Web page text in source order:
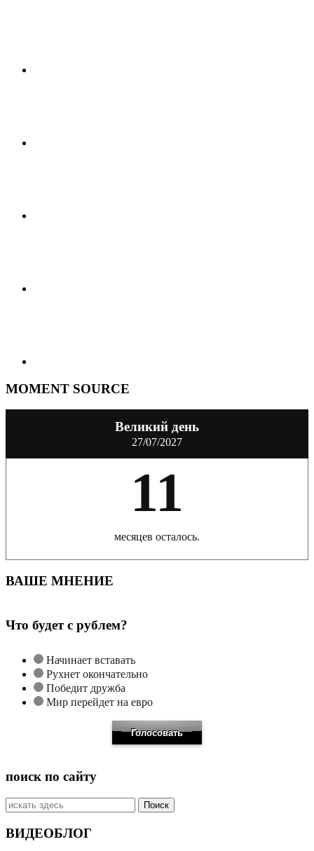
MOMENT SOURCE
Великий день
27/07/2027
11
месяцев осталось.
ВАШЕ МНЕНИЕ
Что будет с рублем?
Начинает вставать
Рухнет окончательно
Победит дружба
Мир перейдет на евро
поиск по сайту
Искать:
ВИДЕОБЛОГ